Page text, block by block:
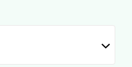
Ålesund